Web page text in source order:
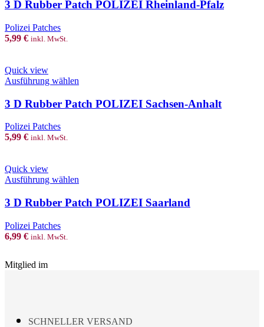
product
has
on
the
product
3 D Rubber Patch POLIZEI Rheinland-Pfalz
Polizei Patches
5,99 € inkl. MwSt.
Quick view
Ausführung wählen
has
multiple
on
the
product
3 D Rubber Patch POLIZEI Sachsen-Anhalt
Polizei Patches
5,99 € inkl. MwSt.
Quick view
Ausführung wählen
has
multiple
page
3 D Rubber Patch POLIZEI Saarland
Polizei Patches
6,99 € inkl. MwSt.
Mitglied im
SCHNELLER VERSAND